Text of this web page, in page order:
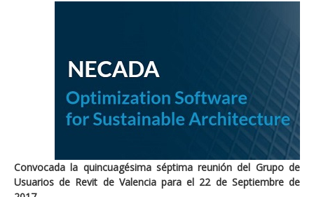
Convocada la quincuagésima séptima reunión del Grupo de
Usuarios de Revit de Valencia para el 22 de Septiembre de